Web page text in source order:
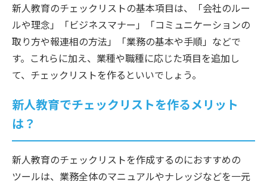
新人教育のチェックリストの基本項目は、「会社のルー
ルや理念」「ビジネスマナー」「コミュニケーションの
取り方や報連相の方法」「業務の基本や手順」などで
す。これらに加え、業種や職種に応じた項目を追加し
て、チェックリストを作るといいでしょう。
新人教育でチェックリストを作るメリット
は？
新人教育のチェックリストを作成するのにおすすめの
ツールは、業務全体のマニュアルやナレッジなどを一元